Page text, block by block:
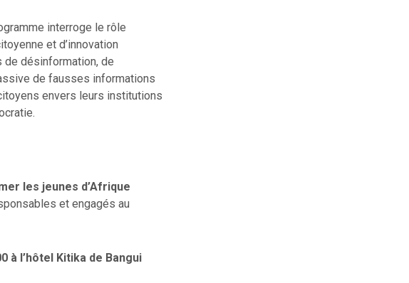
interroge le rôle
et d’innovation
de désinformation, de
de fausses informations
envers leurs institutions
les jeunes d’Afrique
et engagés au
à l’hôtel Kitika de Bangui